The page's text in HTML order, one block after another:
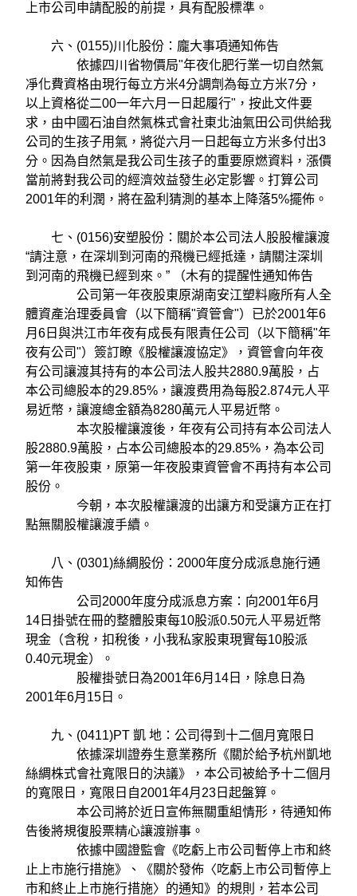
上市公司申請配股的前提，具有配股標準。
六、(0155)川化股份：龐大事項通知佈告
依據四川省物價局"年夜化肥行業一切自然氣
凈化費資格由現行每立方米4分調劑為每立方米7分，
以上資格從二00一年六月一日起履行"，按此文件要
求，由中國石油自然氣株式會社東北油氣田公司供給我
公司的生孩子用氣，將從六月一日起每立方米多付出3
分。因為自然氣是我公司生孩子的重要原燃資料，漲價
當前將對我公司的經濟效益發生必定影響。打算公司
2001年的利潤，將在盈利猜測的基本上降落5%擺佈。
七、(0156)安塑股份：關於本公司法人股股權讓渡
“請注意，在深圳到河南的飛機已經抵達，請關注深圳
到河南的飛機已經到來。” （木有的提醒性通知佈告
公司第一年夜股東原湖南安江塑料廠所有人全
體資產治理委員會（以下簡稱"資管會"）已於2001年6
月6日與洪江市年夜有成長有限責任公司（以下簡稱"年
夜有公司"）簽訂瞭《股權讓渡協定》，資管會向年夜
有公司讓渡其持有的本公司法人股共2880.9萬股，占
本公司總股本的29.85%，讓渡费用為每股2.874元人平
易近幣，讓渡總金額為8280萬元人平易近幣。
本次股權讓渡後，年夜有公司持有本公司法人
股2880.9萬股，占本公司總股本的29.85%，為本公司
第一年夜股東，原第一年夜股東資管會不再持有本公司
股份。
今朝，本次股權讓渡的出讓方和受讓方正在打
點無關股權讓渡手續。
八、(0301)絲綢股份：2000年度分成派息施行通
知佈告
公司2000年度分成派息方案：向2001年6月
14日掛號在冊的整體股東每10股派0.50元人平易近幣
現金（含稅，扣稅後，小我私家股東現實每10股派
0.40元現金）。
股權掛號日為2001年6月14日，除息日為
2001年6月15日。
九、(0411)PT 凱 地：公司得到十二個月寬限日
依據深圳證券生意業務所《關於給予杭州凱地
絲綢株式會社寬限日的決議》，本公司被給予十二個月
的寬限日，寬限日自2001年4月23日起盤算。
本公司將於近日宣佈無關重組情形，待通知佈
告後將規復股票精心讓渡辦事。
依據中國證監會《吃虧上市公司暫停上市和終
止上市施行措施》、《關於發佈〈吃虧上市公司暫停上
市和終止上市施行措施〉的通知》的規則，若本公司